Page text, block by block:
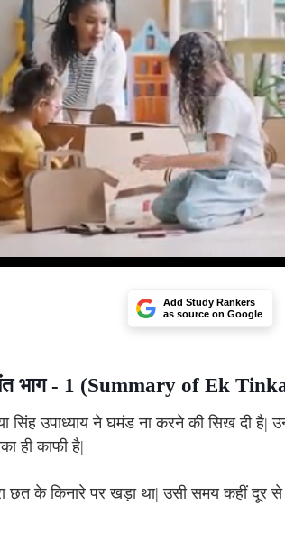
Add Study Rankers
as source on Google
भाग - 1 (Summary of Ek
सिंह उपाध्याय ने घमंड ना करने की सिख दी है|
ही काफी है|
छत के किनारे पर खड़ा था| उसी समय कहीं